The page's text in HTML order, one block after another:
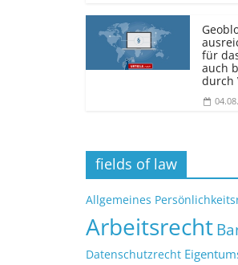
für
auch
durch
fields of law
Allgemeines
Arbeitsrecht
Datenschutzrecht